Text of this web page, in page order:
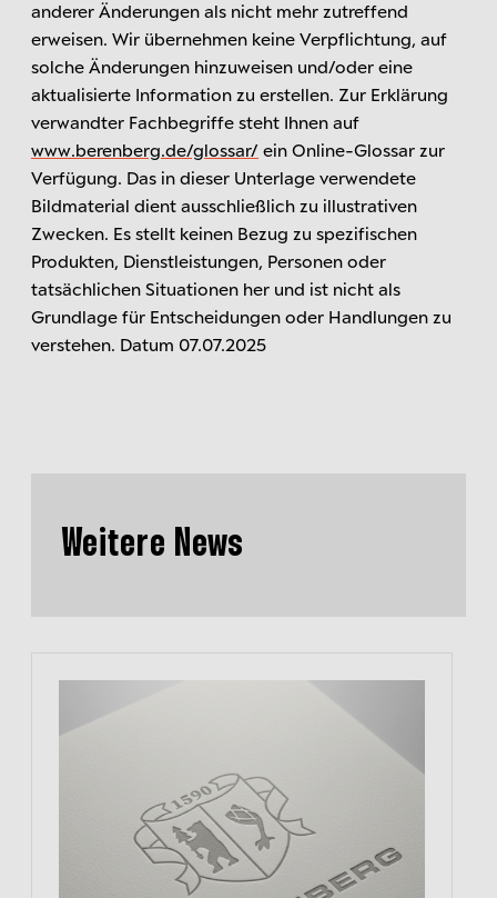
anderer Änderungen als nicht mehr zutreffend
erweisen. Wir übernehmen keine Verpflichtung, auf
solche Änderungen hinzuweisen und/oder eine
aktualisierte Information zu erstellen. Zur Erklärung
verwandter Fachbegriffe steht Ihnen auf
www.berenberg.de/glossar/ ein Online-Glossar zur
Verfügung. Das in dieser Unterlage verwendete
Bildmaterial dient ausschließlich zu illustrativen
Zwecken. Es stellt keinen Bezug zu spezifischen
Produkten, Dienstleistungen, Personen oder
tatsächlichen Situationen her und ist nicht als
Grundlage für Entscheidungen oder Handlungen zu
verstehen. Datum 07.07.2025
Weitere News